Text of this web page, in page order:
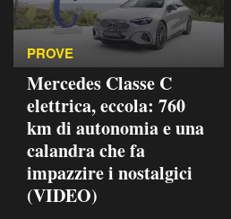
PROVE
Mercedes Classe C
elettrica, eccola: 760
km di autonomia e una
calandra che fa
impazzire i nostalgici
(VIDEO)